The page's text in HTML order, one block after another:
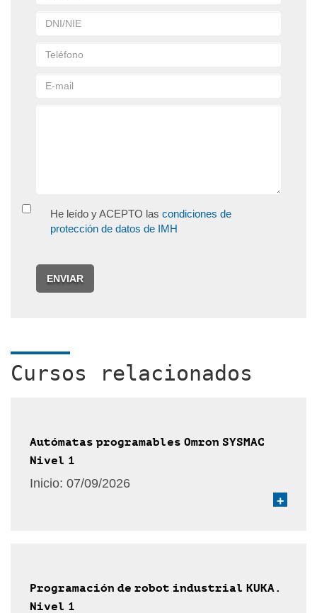
He leído y ACEPTO las condiciones de
protección de datos de IMH
ENVIAR
Cursos relacionados
Autómatas programables Omron SYSMAC
Nivel 1
Inicio: 07/09/2026
+
Programación de robot industrial KUKA.
Nivel 1